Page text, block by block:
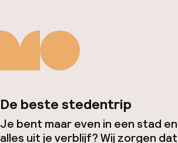
De beste stedentrip
Je bent maar even in een stad
alles uit je verblijf? Wij zorgen